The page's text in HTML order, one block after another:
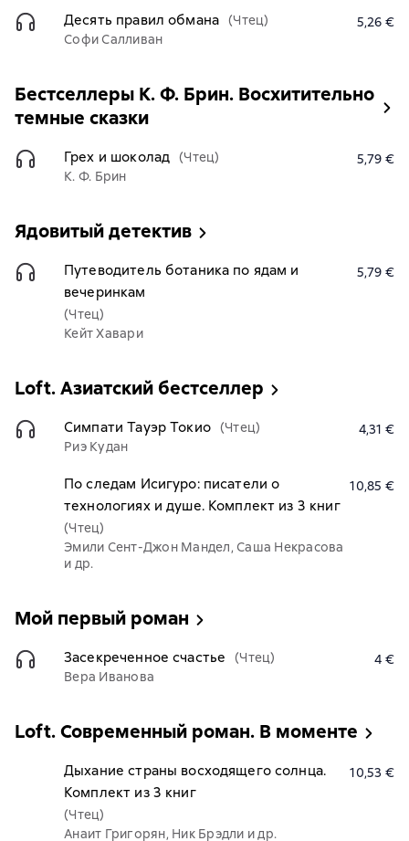
Десять правил обмана (Чтец)
Софи Салливан
5,26 €
Бестселлеры К. Ф. Брин. Восхитительно
темные сказки
Грех и шоколад (Чтец)
К. Ф. Брин
5,79 €
Ядовитый детектив
Путеводитель ботаника по ядам и
вечеринкам
(Чтец)
Кейт Хавари
5,79 €
Loft. Азиатский бестселлер
Симпати Тауэр Токио (Чтец)
Риэ Кудан
4,31 €
По следам Исигуро: писатели о
технологиях и душе. Комплект из 3 книг
(Чтец)
Эмили Сент-Джон Мандел, Саша Некрасова
и др.
10,85 €
Мой первый роман
Засекреченное счастье
(Чтец)
Вера Иванова
4 €
Loft. Современный роман. В моменте
Дыхание страны восходящего солнца.
Комплект из 3 книг
(Чтец)
Анаит Григорян, Ник Брэдли и др.
10,53 €